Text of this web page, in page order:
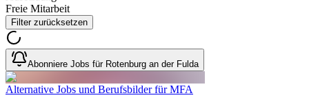
Freie Mitarbeit
Filter zurücksetzen
Abonniere Jobs für Rotenburg an der Fulda
Alternative Jobs und Berufsbilder für MFA